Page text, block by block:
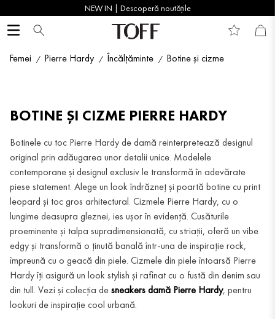
NEW IN | Descoperă noutățile
Femei Pierre Hardy Încălțăminte Botine și cizme
BOTINE ȘI CIZME PIERRE HARDY
Botinele cu toc Pierre Hardy de damă reinterpretează designul
original prin adăugarea unor detalii unice. Modelele
contemporane și designul exclusiv le transformă în adevărate
piese statement. Alege un look îndrăzneț și poartă botine cu print
leopard și toc gros arhitectural. Cizmele Pierre Hardy, cu o
lungime deasupra gleznei, ies ușor în evidență. Cusăturile
proeminente și talpa supradimensionată, cu striații, oferă un vibe
edgy și transformă o ținută banală într-una de inspirație rock,
împreună cu o geacă din piele. Cizmele din piele întoarsă Pierre
Hardy îți asigură un look stylish și rafinat cu o fustă din denim sau
din tull. Vezi și colecția desneakers damă Pierre Hardy, pentru
lookuri de inspirație cool urbană.